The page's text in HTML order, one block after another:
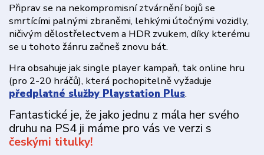
Připrav se na nekompromisní ztvárnění bojů se
smrtícími palnými zbraněmi, lehkými útočnými vozidly,
ničivým dělostřelectvem a HDR zvukem, díky kterému
se u tohoto žánru začneš znovu bát.
Hra obsahuje jak single player kampaň, tak online hru
(pro 2-20 hráčů), která pochopitelně vyžaduje
předplatné služby Playstation Plus.
Fantastické je, že jako jednu z mála her svého
druhu na PS4 ji máme pro vás ve verzi s
českými titulky!